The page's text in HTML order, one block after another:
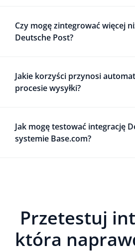
Czy mogę zintegrować więcej
Deutsche Post?
Jakie korzyści przynosi
procesie wysyłki?
Jak mogę testować integrację
systemie Base.com?
Przetestuj
która